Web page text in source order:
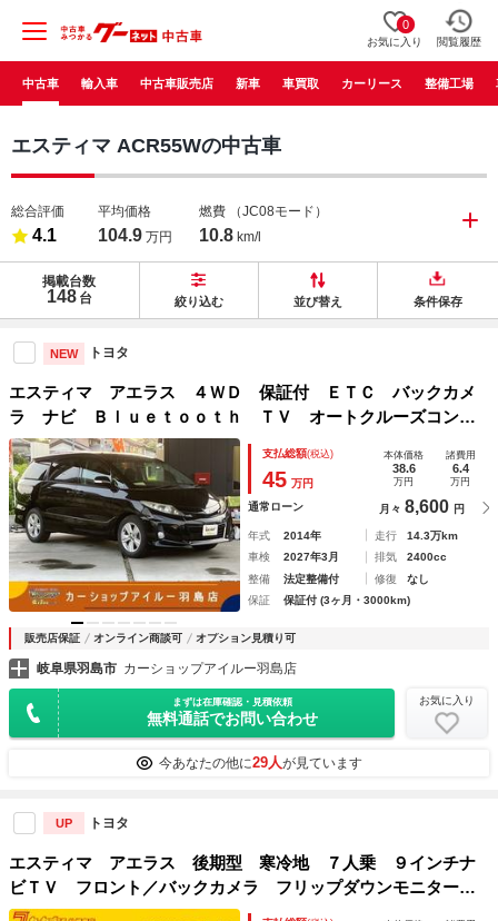
0
お気に入り 閲覧履歴
中古車 輸入車 中古車販売店 新車 車買取 カーリース 整備工場
エスティマ ACR55Wの中古車
総合評価
4.1
平均価格
104.9 万円
燃費 （JC08モード）
10.8 km/l
掲載台数
148 台 絞り込む 並び替え 条件保存
NEW トヨタ
エスティマ アエラス ４ＷＤ 保証付 ＥＴＣ バックカメ
ラ ナビ Ｂｌｕｅｔｏｏｔｈ ＴＶ オートクルーズコント
ロール 両側電動スライドドア ＨＩＤオートライト スマー
トキー アルミホイール 冬タイヤ付
支払総額(税込)
45 万円
本体価格
38.6
万円
諸費用
6.4
万円
通常ローン 月々 8,600 円
年式 2014年 走行
14.3万km
車検
2027年3月 排気
2400cc
整備
法定整備付 修復
なし
保証
保証付 (3ヶ月・3000km)
販売店保証 オンライン商談可 オプション見積り可
岐阜県羽島市 カーショップアイルー羽島店
まずは在庫確認・見積依頼
無料通話でお問い合わせ
お気に入り
今あなたの他に29人が見ています
UP トヨタ
エスティマ アエラス 後期型 寒冷地 ７人乗 ９インチナ
ビＴＶ フロント／バックカメラ フリップダウンモニター
クリアランスソナー 両側パワースライドドア セーフティセ